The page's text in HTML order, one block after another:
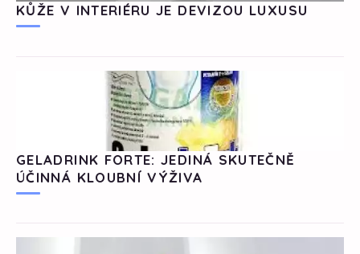
KŮŽE V INTERIÉRU JE DEVIZOU LUXUSU
GELADRINK FORTE: JEDINÁ SKUTEČNĚ
ÚČINNÁ KLOUBNÍ VÝŽIVA